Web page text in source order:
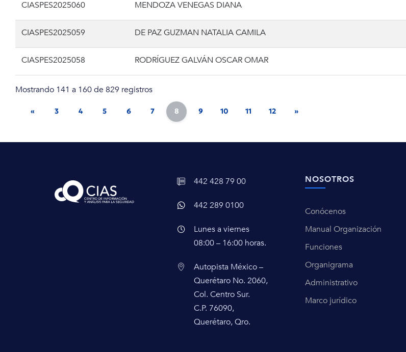
CIASPES2025060 MENDOZA VENEGAS DIANA
CIASPES2025059 DE PAZ GUZMAN NATALIA CAMILA
CIASPES2025058 RODRÍGUEZ GALVÁN OSCAR OMAR
Mostrando 141 a 160 de 829 registros
« 3 4 5 6 7 8 9 10 11 12 »
442 428 79 00
442 289 0100
Lunes a viernes
08:00 – 16:00 horas.
Autopista México –
Querétaro No. 2060,
Col. Centro Sur.
C.P. 76090,
Querétaro, Qro.
NOSOTROS
Conócenos
Manual Organización
Funciones
Organigrama
Administrativo
Marco jurídico